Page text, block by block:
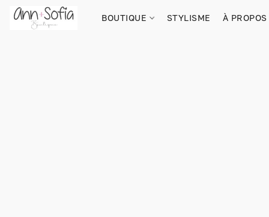
BOUTIQUE STYLISME À